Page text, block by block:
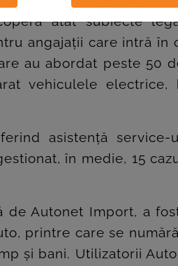
atât subiecte
angajații care intră în
au abordat peste 50
vehiculele
asistență
în medie, 15
de Autonet Import, a
printre care se
și bani. Utilizatorii